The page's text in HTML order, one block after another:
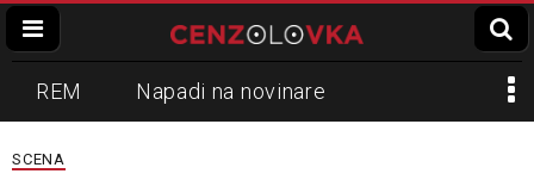
REM Napadi na novinare
Zvučni top
SCENA